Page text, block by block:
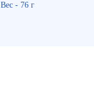
Вес - 76 г